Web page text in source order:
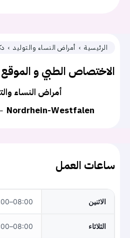
الرئيسية أمراض النساء والتوليد
الاختصاص الطبي و الموقع
أمراض النساء
Nordrhein-Westfalen
ساعات العمل
الاثنين 08:00–12:00,15:00–18:00
الثلاثاء 08:00–12:00,15:00–18:00